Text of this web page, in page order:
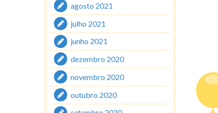
agosto 2021
julho 2021
junho 2021
dezembro 2020
novembro 2020
outubro 2020